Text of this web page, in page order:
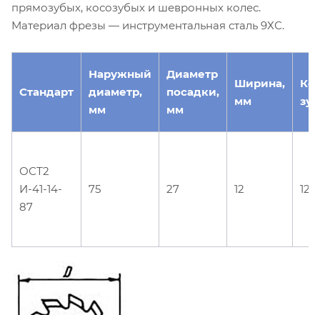
прямозубых, косозубых и шевронных колес.
Материал фрезы — инструментальная сталь 9ХС.
Стандарт
Наружный
диаметр,
мм
Диаметр
посадки,
мм
Ширина,
мм
ОСТ2
И-41-14-
87
75 27 12 12